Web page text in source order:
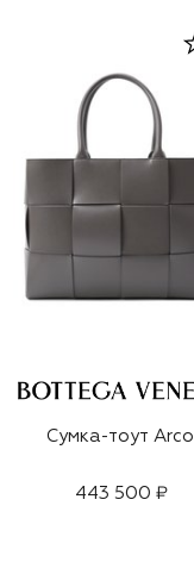
Сумка-тоут Arco
443 500 ₽